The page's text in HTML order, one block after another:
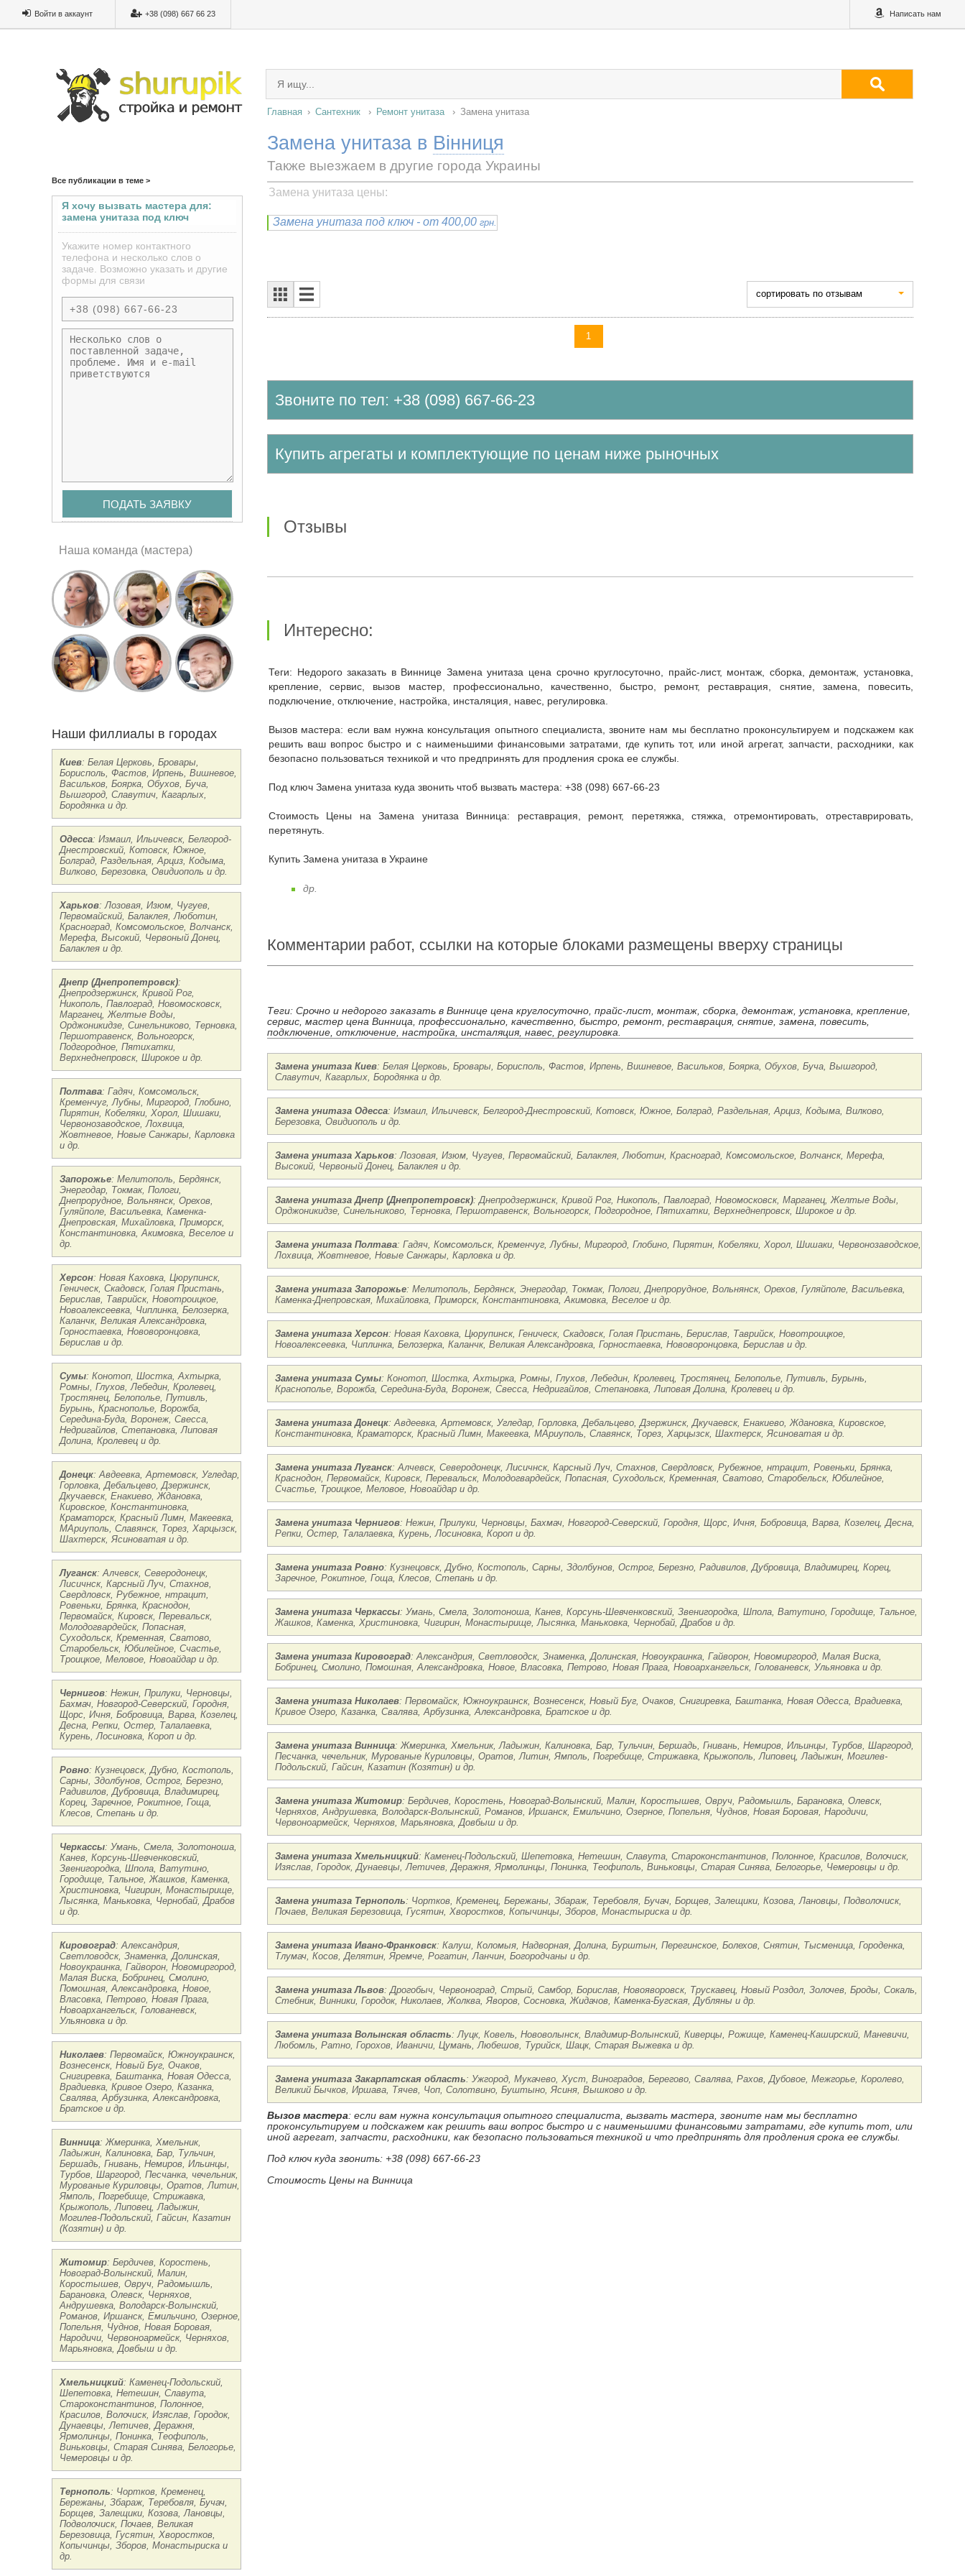
Войти в аккаунт +38 (098) 667 66 23 Написать нам
Главная Сантехник Ремонт унитаза Замена унитаза
Замена унитаза в Вінниця
Все публикации в теме >
Я хочу вызвать мастера для:
замена унитаза под ключ
Укажите номер контактного
телефона и несколько слов о
задаче. Возможно указать и другие
формы для связи
Наша команда (мастера)
Наши филлиалы в городах
Киев: Белая Церковь, Бровары,
Борисполь, Фастов, Ирпень, Вишневое,
Васильков, Боярка, Обухов, Буча,
Вышгород, Славутич, Кагарлых,
Бородянка и др.
Одесса: Измаил, Ильичевск, Белгород-
Днестровский, Котовск, Южное,
Болград, Раздельная, Арциз, Кодыма,
Вилково, Березовка, Овидиополь и др.
Харьков: Лозовая, Изюм, Чугуев,
Первомайский, Балаклея, Люботин,
Красноград, Комсомольское, Волчанск,
Мерефа, Высокий, Червоный Донец,
Балаклея и др.
Днепр (Днепропетровск):
Днепродзержинск, Кривой Рог,
Никополь, Павлоград, Новомосковск,
Марганец, Желтые Воды,
Орджоникидзе, Синельниково, Терновка,
Першотравенск, Вольногорск,
Подгородное, Пятихатки,
Верхнеднепровск, Широкое и др.
Полтава: Гадяч, Комсомольск,
Кременчуг, Лубны, Миргород, Глобино,
Пирятин, Кобеляки, Хорол, Шишаки,
Червонозаводское, Лохвица,
Жовтневое, Новые Санжары, Карловка
и др.
Запорожье: Мелитополь, Бердянск,
Энергодар, Токмак, Пологи,
Днепрорудное, Вольнянск, Орехов,
Гуляйполе, Васильевка, Каменка-
Днепровская, Михайловка, Приморск,
Константиновка, Акимовка, Веселое и
др.
Херсон: Новая Каховка, Цюрупинск,
Геническ, Скадовск, Голая Пристань,
Берислав, Таврийск, Новотроицкое,
Новоалексеевка, Чиплинка, Белозерка,
Каланчк, Великая Александровка,
Горностаевка, Нововоронцовка,
Берислав и др.
Сумы: Конотоп, Шостка, Ахтырка,
Ромны, Глухов, Лебедин, Кролевец,
Тростянец, Белополье, Путивль,
Бурынь, Краснополье, Ворожба,
Середина-Буда, Воронеж, Свесса,
Недригайлов, Степановка, Липовая
Долина, Кролевец и др.
Донецк: Авдеевка, Артемовск, Угледар,
Горловка, Дебальцево, Дзержинск,
Дкучаевск, Енакиево, Ждановка,
Кировское, Константиновка,
Краматорск, Красный Лимн, Макеевка,
МАриуполь, Славянск, Торез, Харцызск,
Шахтерск, Ясиноватая и др.
Луганск: Алчевск, Северодонецк,
Лисичнск, Карсный Луч, Стахнов,
Свердловск, Рубежное, нтрацит,
Ровеньки, Брянка, Краснодон,
Первомайск, Кировск, Перевальск,
Молодогвардейск, Попасная,
Суходольск, Кременная, Сватово,
Старобельск, Юбилейное, Счастье,
Троицкое, Меловое, Новоайдар и др.
Чернигов: Нежин, Прилуки, Черновцы,
Бахмач, Новгород-Северский, Городня,
Щорс, Ичня, Бобровица, Варва, Козелец,
Десна, Репки, Остер, Талалаевка,
Курень, Лосиновка, Короп и др.
Ровно: Кузнецовск, Дубно, Костополь,
Сарны, Здолбунов, Острог, Березно,
Радивилов, Дубровица, Владимирец,
Корец, Заречное, Рокитное, Гоща,
Клесов, Степань и др.
Черкассы: Умань, Смела, Золотоноша,
Канев, Корсунь-Шевченковский,
Звенигородка, Шпола, Ватутино,
Городище, Тальное, Жашков, Каменка,
Христиновка, Чигирин, Монастырище,
Лысянка, Маньковка, Чернобай, Драбов
и др.
Кировоград: Александрия,
Светловодск, Знаменка, Долинская,
Новоукраинка, Гайворон, Новомиргород,
Малая Виска, Бобринец, Смолино,
Помошная, Александровка, Новое,
Власовка, Петрово, Новая Прага,
Новоархангельск, Голованевск,
Ульяновка и др.
Николаев: Первомайск, Южноукраинск,
Вознесенск, Новый Буг, Очаков,
Снигиревка, Баштанка, Новая Одесса,
Врадиевка, Кривое Озеро, Казанка,
Свалява, Арбузинка, Александровка,
Братское и др.
Винница: Жмеринка, Хмельник,
Ладыжин, Калиновка, Бар, Тульчин,
Бершадь, Гнивань, Немиров, Ильинцы,
Турбов, Шаргород, Песчанка, чечельник,
Мурованые Куриловцы, Оратов, Литин,
Ямполь, Погребище, Стрижавка,
Крыжополь, Липовец, Ладыжин,
Могилев-Подольский, Гайсин, Казатин
(Козятин) и др.
Житомир: Бердичев, Коростень,
Новоград-Волынский, Малин,
Коростышев, Овруч, Радомышль,
Барановка, Олевск, Черняхов,
Андрушевка, Володарск-Волынский,
Романов, Иршанск, Емильчино, Озерное,
Попельня, Чуднов, Новая Боровая,
Народичи, Червоноармейск, Черняхов,
Марьяновка, Довбыш и др.
Хмельницкий: Каменец-Подольский,
Шепетовка, Нетешин, Славута,
Староконстантинов, Полонное,
Красилов, Волочиск, Изяслав, Городок,
Дунаевцы, Летичев, Деражня,
Ярмолинцы, Понинка, Теофиполь,
Виньковцы, Старая Синява, Белогорье,
Чемеровцы и др.
Тернополь: Чортков, Кременец,
Бережаны, Збараж, Теребовля, Бучач,
Борщев, Залещики, Козова, Лановцы,
Подволочиск, Почаев, Великая
Березовица, Гусятин, Хворостков,
Копычинцы, Зборов, Монастыриска и
др.
Также выезжаем в другие города Украины
Замена унитаза цены:
Замена унитаза под ключ - от 400,00 грн.
cортировать по отзывам
1
Звоните по тел: +38 (098) 667-66-23
Купить агрегаты и комплектующие по ценам ниже рыночных
отзывы
Интересно:
Теги: Недорого заказать в Виннице Замена унитаза цена срочно круглосуточно, прайс-лист, монтаж, сборка, демонтаж, установка,
крепление, сервис, вызов мастер, профессионально, качественно, быстро, ремонт, реставрация, снятие, замена, повесить,
подключение, отключение, настройка, инсталяция, навес, регулировка.
Вызов мастера: если вам нужна консультация опытного специалиста, звоните нам мы бесплатно проконсультируем и подскажем как
решить ваш вопрос быстро и с наименьшими финансовыми затратами, где купить тот, или иной агрегат, запчасти, расходники, как
безопасно пользоваться техникой и что предпринять для продления срока ее службы.
Под ключ Замена унитаза куда звонить чтоб вызвать мастера: +38 (098) 667-66-23
Стоимость Цены на Замена унитаза Винница: реставрация, ремонт, перетяжка, стяжка, отремонтировать, отреставрировать,
перетянуть.
Купить Замена унитаза в Украине
др.
Комментарии работ, ссылки на которые блоками размещены вверху страницы
Теги: Срочно и недорого заказать в Виннице цена круглосуточно, прайс-лист, монтаж, сборка, демонтаж, установка, крепление,
сервис, мастер цена Винница, профессионально, качественно, быстро, ремонт, реставрация, снятие, замена, повесить,
подключение, отключение, настройка, инсталяция, навес, регулировка.
Замена унитаза Киев: Белая Церковь, Бровары, Борисполь, Фастов, Ирпень, Вишневое, Васильков, Боярка, Обухов, Буча, Вышгород,
Славутич, Кагарлых, Бородянка и др.
Замена унитаза Одесса: Измаил, Ильичевск, Белгород-Днестровский, Котовск, Южное, Болград, Раздельная, Арциз, Кодыма, Вилково,
Березовка, Овидиополь и др.
Замена унитаза Харьков: Лозовая, Изюм, Чугуев, Первомайский, Балаклея, Люботин, Красноград, Комсомольское, Волчанск, Мерефа,
Высокий, Червоный Донец, Балаклея и др.
Замена унитаза Днепр (Днепропетровск): Днепродзержинск, Кривой Рог, Никополь, Павлоград, Новомосковск, Марганец, Желтые Воды,
Орджоникидзе, Синельниково, Терновка, Першотравенск, Вольногорск, Подгородное, Пятихатки, Верхнеднепровск, Широкое и др.
Замена унитаза Полтава: Гадяч, Комсомольск, Кременчуг, Лубны, Миргород, Глобино, Пирятин, Кобеляки, Хорол, Шишаки, Червонозаводское,
Лохвица, Жовтневое, Новые Санжары, Карловка и др.
Замена унитаза Запорожье: Мелитополь, Бердянск, Энергодар, Токмак, Пологи, Днепрорудное, Вольнянск, Орехов, Гуляйполе, Васильевка,
Каменка-Днепровская, Михайловка, Приморск, Константиновка, Акимовка, Веселое и др.
Замена унитаза Херсон: Новая Каховка, Цюрупинск, Геническ, Скадовск, Голая Пристань, Берислав, Таврийск, Новотроицкое,
Новоалексеевка, Чиплинка, Белозерка, Каланчк, Великая Александровка, Горностаевка, Нововоронцовка, Берислав и др.
Замена унитаза Сумы: Конотоп, Шостка, Ахтырка, Ромны, Глухов, Лебедин, Кролевец, Тростянец, Белополье, Путивль, Бурынь,
Краснополье, Ворожба, Середина-Буда, Воронеж, Свесса, Недригайлов, Степановка, Липовая Долина, Кролевец и др.
Замена унитаза Донецк: Авдеевка, Артемовск, Угледар, Горловка, Дебальцево, Дзержинск, Дкучаевск, Енакиево, Ждановка, Кировское,
Константиновка, Краматорск, Красный Лимн, Макеевка, МАриуполь, Славянск, Торез, Харцызск, Шахтерск, Ясиноватая и др.
Замена унитаза Луганск: Алчевск, Северодонецк, Лисичнск, Карсный Луч, Стахнов, Свердловск, Рубежное, нтрацит, Ровеньки, Брянка,
Краснодон, Первомайск, Кировск, Перевальск, Молодогвардейск, Попасная, Суходольск, Кременная, Сватово, Старобельск, Юбилейное,
Счастье, Троицкое, Меловое, Новоайдар и др.
Замена унитаза Чернигов: Нежин, Прилуки, Черновцы, Бахмач, Новгород-Северский, Городня, Щорс, Ичня, Бобровица, Варва, Козелец, Десна,
Репки, Остер, Талалаевка, Курень, Лосиновка, Короп и др.
Замена унитаза Ровно: Кузнецовск, Дубно, Костополь, Сарны, Здолбунов, Острог, Березно, Радивилов, Дубровица, Владимирец, Корец,
Заречное, Рокитное, Гоща, Клесов, Степань и др.
Замена унитаза Черкассы: Умань, Смела, Золотоноша, Канев, Корсунь-Шевченковский, Звенигородка, Шпола, Ватутино, Городище, Тальное,
Жашков, Каменка, Христиновка, Чигирин, Монастырище, Лысянка, Маньковка, Чернобай, Драбов и др.
Замена унитаза Кировоград: Александрия, Светловодск, Знаменка, Долинская, Новоукраинка, Гайворон, Новомиргород, Малая Виска,
Бобринец, Смолино, Помошная, Александровка, Новое, Власовка, Петрово, Новая Прага, Новоархангельск, Голованевск, Ульяновка и др.
Замена унитаза Николаев: Первомайск, Южноукраинск, Вознесенск, Новый Буг, Очаков, Снигиревка, Баштанка, Новая Одесса, Врадиевка,
Кривое Озеро, Казанка, Свалява, Арбузинка, Александровка, Братское и др.
Замена унитаза Винница: Жмеринка, Хмельник, Ладыжин, Калиновка, Бар, Тульчин, Бершадь, Гнивань, Немиров, Ильинцы, Турбов, Шаргород,
Песчанка, чечельник, Мурованые Куриловцы, Оратов, Литин, Ямполь, Погребище, Стрижавка, Крыжополь, Липовец, Ладыжин, Могилев-
Подольский, Гайсин, Казатин (Козятин) и др.
Замена унитаза Житомир: Бердичев, Коростень, Новоград-Волынский, Малин, Коростышев, Овруч, Радомышль, Барановка, Олевск,
Черняхов, Андрушевка, Володарск-Волынский, Романов, Иршанск, Емильчино, Озерное, Попельня, Чуднов, Новая Боровая, Народичи,
Червоноармейск, Черняхов, Марьяновка, Довбыш и др.
Замена унитаза Хмельницкий: Каменец-Подольский, Шепетовка, Нетешин, Славута, Староконстантинов, Полонное, Красилов, Волочиск,
Изяслав, Городок, Дунаевцы, Летичев, Деражня, Ярмолинцы, Понинка, Теофиполь, Виньковцы, Старая Синява, Белогорье, Чемеровцы и др.
Замена унитаза Тернополь: Чортков, Кременец, Бережаны, Збараж, Теребовля, Бучач, Борщев, Залещики, Козова, Лановцы, Подволочиск,
Почаев, Великая Березовица, Гусятин, Хворостков, Копычинцы, Зборов, Монастыриска и др.
Замена унитаза Ивано-Франковск: Калуш, Коломыя, Надворная, Долина, Бурштын, Перегинское, Болехов, Снятин, Тысменица, Городенка,
Тлумач, Косов, Делятин, Яремче, Рогатин, Ланчин, Богородчаны и др.
Замена унитаза Львов: Дрогобыч, Червоноград, Стрый, Самбор, Борислав, Новояворовск, Трускавец, Новый Роздол, Золочев, Броды, Сокаль,
Стебник, Винники, Городок, Николаев, Жолква, Яворов, Сосновка, Жидачов, Каменка-Бугская, Дубляны и др.
Замена унитаза Волынская область: Луцк, Ковель, Нововолынск, Владимир-Волынский, Киверцы, Рожище, Каменец-Каширский, Маневичи,
Любомль, Ратно, Горохов, Иваничи, Цумань, Любешов, Турийск, Шацк, Старая Выжевка и др.
Замена унитаза Закарпатская область: Ужгород, Мукачево, Хуст, Виноградов, Берегово, Свалява, Рахов, Дубовое, Межгорье, Королево,
Великий Бычков, Иршава, Тячев, Чоп, Солотвино, Буштыно, Ясиня, Вышково и др.
Вызов мастера: если вам нужна консультация опытного специалиста, вызвать мастера, звоните нам мы бесплатно
проконсультируем и подскажем как решить ваш вопрос быстро и с наименьшими финансовыми затратами, где купить тот, или
иной агрегат, запчасти, расходники, как безопасно пользоваться техникой и что предпринять для продления срока ее службы.
Под ключ куда звонить: +38 (098) 667-66-23
Стоимость Цены на Винница